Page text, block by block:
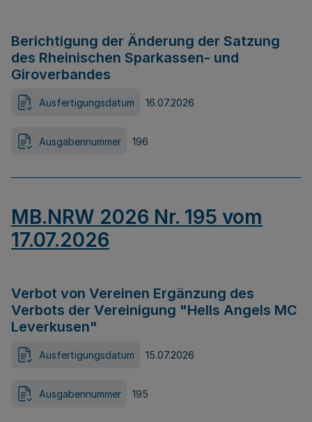
Berichtigung der Änderung der Satzung
des Rheinischen Sparkassen- und
Giroverbandes
Ausfertigungsdatum 16.07.2026
Ausgabennummer 196
MB.NRW 2026 Nr. 195 vom
17.07.2026
Verbot von Vereinen Ergänzung des
Verbots der Vereinigung "Hells Angels MC
Leverkusen"
Ausfertigungsdatum 15.07.2026
Ausgabennummer 195